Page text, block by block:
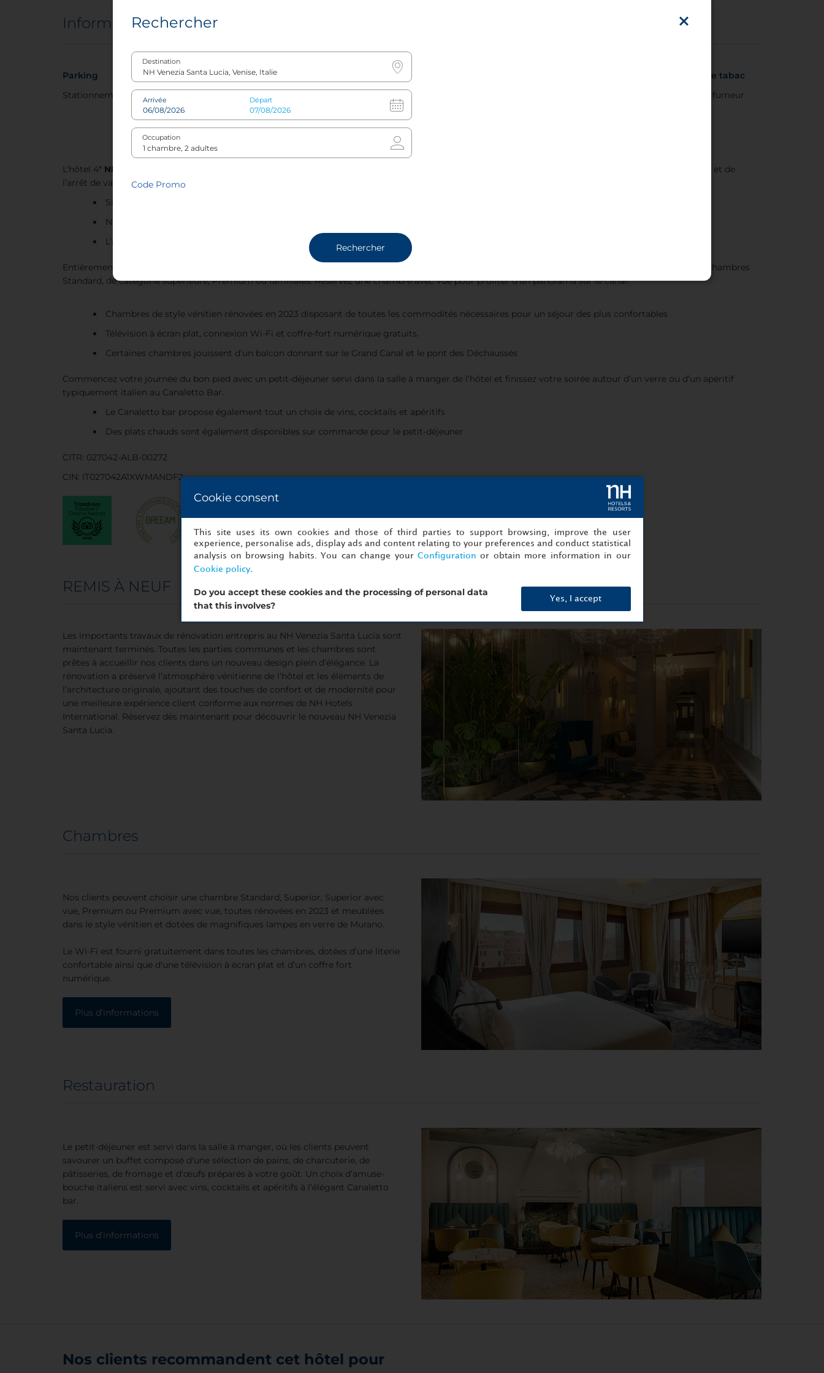
Informations sur l'hôtel
Parking
Stationnement à proximité
Politique relative aux animaux
de compagnie
Seuls les chiens guides sont
acceptés : sans frais
Politique concernant le tabac
Hôtel entièrement non-fumeur
L’hôtel 4* NH Venezia Santa Lucia
(anciennement Hotel Bellini) est idéalement situé le long du Grand Canal de Venise, au pied du pont des Déchaussés et de
l’arrêt de vaporetto « Ferrovia ». À quelques minutes de la gare de Santa Lucia, l’hôtel est le point de départ idéal pour découvrir la ville.
Situé en face du Grand Canal dans le quartier animé de Cannaregio, connu pour ses boutiques, cafés et marchés
Non loin des principales attractions de la ville et à 30 minutes de marche seulement de la place Saint-Marc et d’autres sites emblématiques
L’arrêt de vaporetto « Ferrovia » est situé au pied de l’hôtel et la gare de Santa Lucia se trouve à quelques minutes de marche
Entièrement rénovées en 2023, les 100 chambres de cet hôtel de cinq étages sont élégamment décorées dans un style classique. Choisissez parmi des chambres
Standard, de catégorie supérieure, Premium ou familiales. Réservez une chambre avec vue pour profiter d’un panorama sur le canal.
Chambres de style vénitien rénovées en 2023 disposant de toutes les commodités nécessaires pour un séjour des plus confortables
Télévision à écran plat, connexion Wi-Fi et coffre-fort numérique gratuits.
Certaines chambres jouissent d’un balcon donnant sur le Grand Canal et le pont des Déchaussés
Commencez votre journée du bon pied avec un petit-déjeuner servi dans la salle à manger de l’hôtel et finissez votre soirée autour d’un verre ou d’un apéritif
typiquement italien au Canaletto Bar.
Le Canaletto bar propose également tout un choix de vins, cocktails et apéritifs
Des plats chauds sont également disponibles sur commande pour le petit-déjeuner
CITR: 027042-ALB-00272
CIN: IT027042A1XWMANDF2
REMIS À NEUF
Les importants travaux de rénovation entrepris au NH Venezia Santa Lucia sont
maintenant terminés. Toutes les parties communes et les chambres sont
prêtes à accueillir nos clients dans un nouveau design plein d’élégance. La
rénovation a préservé l’atmosphère vénitienne de l’hôtel et les éléments de
l’architecture originale, ajoutant des touches de confort et de modernité pour
une meilleure expérience client conforme aux normes de NH Hotels
International. Réservez dès maintenant pour découvrir le nouveau NH Venezia
Santa Lucia.
Chambres
Nos clients peuvent choisir une chambre Standard, Superior, Superior avec
vue, Premium ou Premium avec vue, toutes rénovées en 2023 et meublées
dans le style vénitien et dotées de magnifiques lampes en verre de Murano.
Le Wi-Fi est fourni gratuitement dans toutes les chambres, dotées d’une literie
confortable ainsi que d'une télévision à écran plat et d’un coffre fort
numérique.
Plus d’informations
Restauration
Le petit-déjeuner est servi dans la salle à manger, où les clients peuvent
savourer un buffet composé d'une sélection de pains, de charcuterie, de
pâtisseries, de fromage et d'œufs préparés à votre goût. Un choix d’amuse-
bouche italiens est servi avec vins, cocktails et apéritifs à l’élégant Canaletto
bar.
Plus d’informations
Nos clients recommandent cet hôtel pour
Rechercher
Destination
Arrivée Départ
Occupation
Code Promo
Rechercher
Cookie consent
This site uses its own cookies and those of third parties to support browsing, improve the user
experience, personalise ads, display ads and content relating to your preferences and conduct statistical
analysis on browsing habits. You can change your Configuration or obtain more information in our
Cookie policy.
Do you accept these cookies and the processing of personal data
that this involves?
Yes, I accept